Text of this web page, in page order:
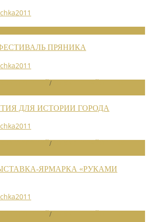
ПРЯНИКА
/
ДЛЯ ИСТОРИИ ГОРОДА
/
ЯРМАРКА «РУКАМИ
/